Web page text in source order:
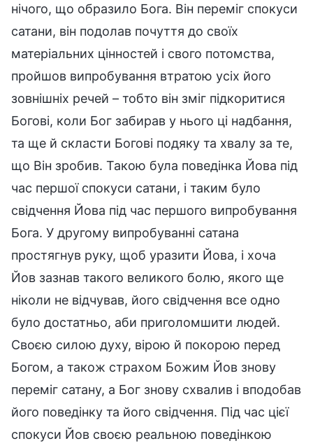
нічого, що образило Бога. Він переміг спокуси
сатани, він подолав почуття до своїх
матеріальних цінностей і свого потомства,
пройшов випробування втратою усіх його
зовнішніх речей – тобто він зміг підкоритися
Богові, коли Бог забирав у нього ці надбання,
та ще й скласти Богові подяку та хвалу за те,
що Він зробив. Такою була поведінка Йова під
час першої спокуси сатани, і таким було
свідчення Йова під час першого випробування
Бога. У другому випробуванні сатана
простягнув руку, щоб уразити Йова, і хоча
Йов зазнав такого великого болю, якого ще
ніколи не відчував, його свідчення все одно
було достатньо, аби приголомшити людей.
Своєю силою духу, вірою й покорою перед
Богом, а також страхом Божим Йов знову
переміг сатану, а Бог знову схвалив і вподобав
його поведінку та його свідчення. Під час цієї
спокуси Йов своєю реальною поведінкою